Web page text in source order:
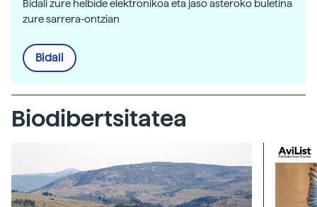
Bidali zure helbide elektronikoa eta jaso asteroko buletina
zure sarrera-ontzian
Bidali
Biodibertsitatea